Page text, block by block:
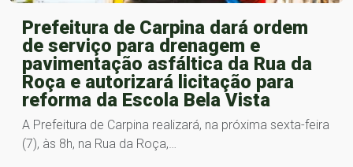
Prefeitura de Carpina dará ordem
de serviço para drenagem e
pavimentação asfáltica da Rua da
Roça e autorizará licitação para
reforma da Escola Bela Vista
A Prefeitura de Carpina realizará, na próxima sexta-feira
(7), às 8h, na Rua da Roça,…